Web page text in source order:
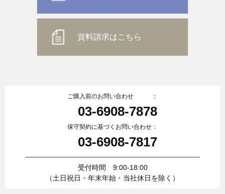
資料請求はこちら
ご購入前のお問い合わせ ：
03-6908-7878
保守契約に基づくお問い合わせ：
03-6908-7817
受付時間 9:00-18:00
（土日祝日・年末年始・当社休日を除く）